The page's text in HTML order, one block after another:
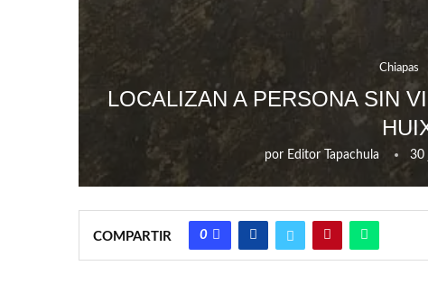
Chiapas
LOCALIZAN A PERSONA SIN
por Editor Tapachula 30
COMPARTIR 0